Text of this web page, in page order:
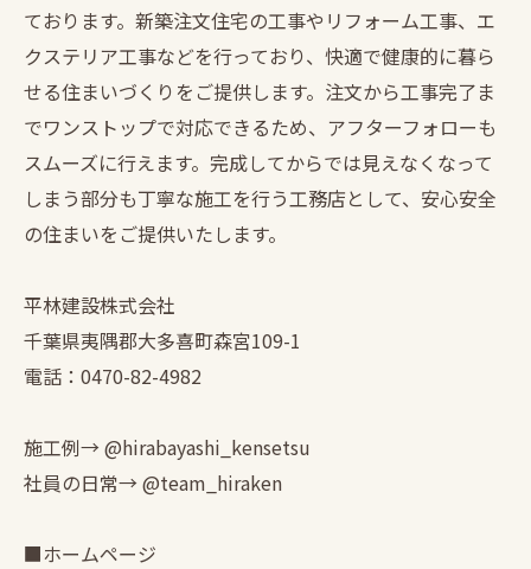
ております。新築注文住宅の工事やリフォーム工事、エ
クステリア工事などを行っており、快適で健康的に暮ら
せる住まいづくりをご提供します。注文から工事完了ま
でワンストップで対応できるため、アフターフォローも
スムーズに行えます。完成してからでは見えなくなって
しまう部分も丁寧な施工を行う工務店として、安心安全
の住まいをご提供いたします。
平林建設株式会社
千葉県夷隅郡大多喜町森宮109-1
電話：0470-82-4982
施工例→ @hirabayashi_kensetsu
社員の日常→ @team_hiraken
■ホームページ